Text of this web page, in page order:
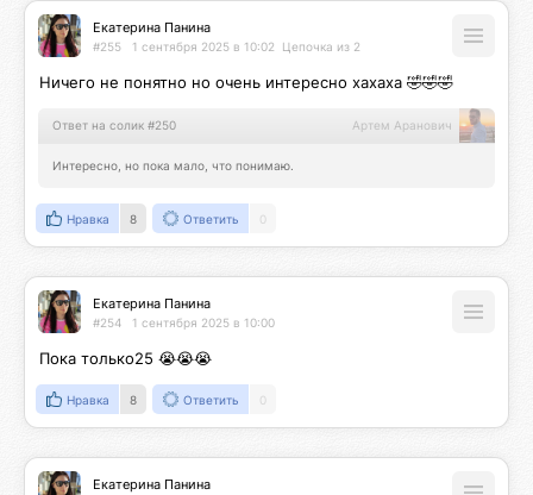
Екатерина Панина
#255 1 сентября 2025 в 10:02 Цепочка из 2
Ничего не понятно но очень интересно хахаха 🤣🤣🤣
Ответ на солик #250 Артем Аранович
Интересно, но пока мало, что понимаю.
Нравка 8 Ответить 0
Екатерина Панина
#254 1 сентября 2025 в 10:00
Пока только25 😭😭😭
Нравка 8 Ответить 0
Екатерина Панина